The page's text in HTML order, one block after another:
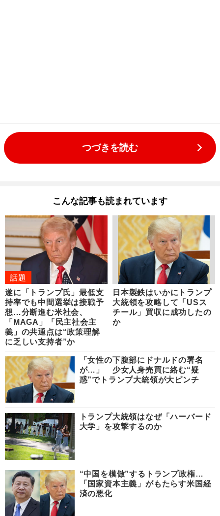
つづきを読む
こんな記事も読まれています
話題
遂に「トランプ氏」最低支
持率でも中間選挙は接戦予
想…分断進む米社会、
「MAGA」「民主社会主
義」の共通点は“政策理解
に乏しい支持者”か
日本製鉄はいかにトランプ
大統領を攻略して「USス
チール」買収に成功したの
か
「女性の下腹部にドナルドの署名
が…」 少女人身売買に絡む“疑
惑”でトランプ大統領が大ピンチ
トランプ大統領はなぜ「ハーバード
大学」を攻撃するのか
“中国を模倣”するトランプ政権…
「国家資本主義」がもたらす米国経
済の悪化